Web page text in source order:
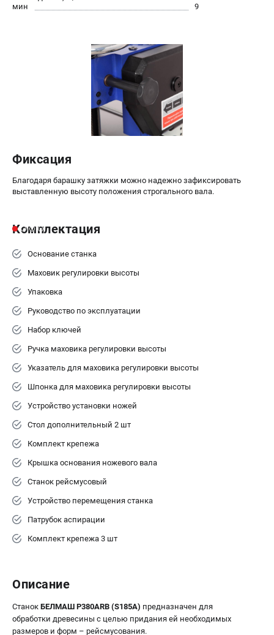
мин
9
Фиксация
Благодаря барашку затяжки можно надежно зафиксировать
выставленную высоту положения строгального вала.
Комплектация
Основание станка
Маховик регулировки высоты
Упаковка
Руководство по эксплуатации
Набор ключей
Ручка маховика регулировки высоты
Указатель для маховика регулировки высоты
Шпонка для маховика регулировки высоты
Устройство установки ножей
Стол дополнительный 2 шт
Комплект крепежа
Крышка основания ножевого вала
Станок рейсмусовый
Устройство перемещения станка
Патрубок аспирации
Комплект крепежа 3 шт
Описание
Станок БЕЛМАШ P380АRB (S185A) предназначен для
обработки древесины с целью придания ей необходимых
размеров и форм – рейсмусования.